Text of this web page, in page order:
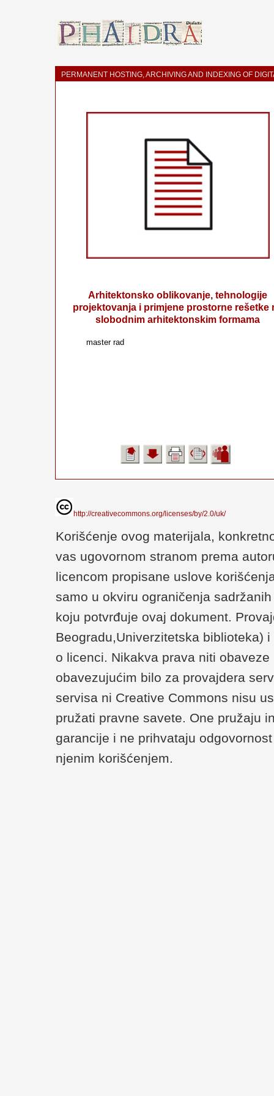
PERMANENT HOSTING, ARCHIVING AND INDEXING OF
Arhitektonsko oblikovanje, tehnologije
projektovanja i primjene prostorne rešetke
slobodnim arhitektonskim formama
master rad
http://creativecommons.org/licenses/by/2.0/uk/
Korišćenje ovog materijala,
vas ugovornom stranom prema
licencom propisane uslove
samo u okviru ograničenja
koju potvrđuje ovaj dokument.
Beogradu,Univerzitetska biblioteka)
o licenci. Nikakva prava niti
obavezujućim bilo za provajdera
servisa ni Creative Commons nisu
pružati pravne savete. One pružaju
garancije i ne prihvataju
njenim korišćenjem.